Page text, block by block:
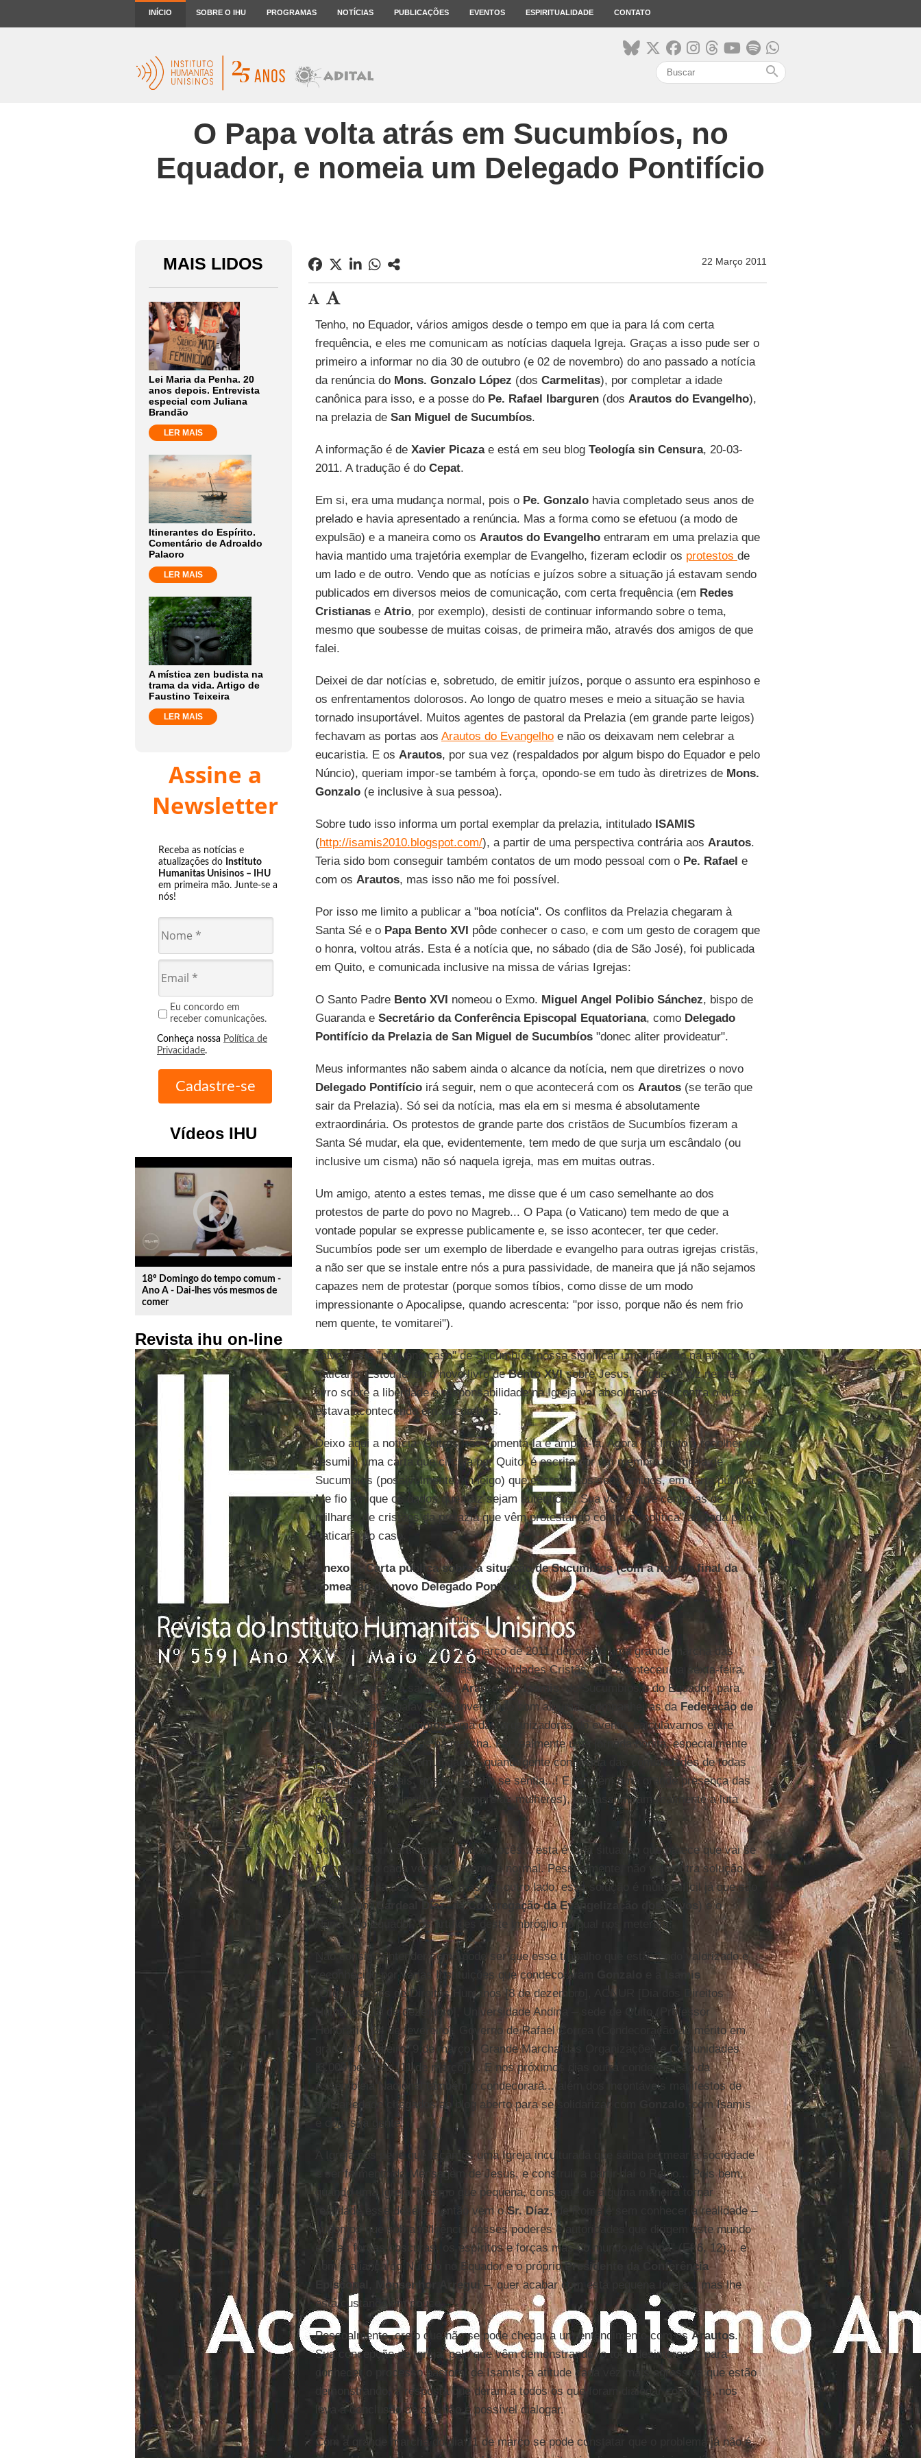
INÍCIO SOBRE O IHU PROGRAMAS NOTÍCIAS PUBLICAÇÕES EVENTOS ESPIRITUALIDADE CONTATO
search
O Papa volta atrás em Sucumbíos, no
Equador, e nomeia um Delegado Pontifício
MAIS LIDOS
Lei Maria da Penha. 20
anos depois. Entrevista
especial com Juliana
Brandão
LER MAIS
Itinerantes do Espírito.
Comentário de Adroaldo
Palaoro
LER MAIS
A mística zen budista na
trama da vida. Artigo de
Faustino Teixeira
LER MAIS
Assine a
Newsletter
Receba as notícias e
atualizações do Instituto
Humanitas Unisinos – IHU
em primeira mão. Junte-se a
nós!
Eu concordo em
receber comunicações.
Conheça nossa Política de
Privacidade.
Vídeos IHU
play_circle_outline
18º Domingo do tempo comum -
Ano A - Dai-lhes vós mesmos de
comer
Revista ihu on-line
22 Março 2011
Tenho, no Equador, vários amigos desde o tempo em que ia para lá com certa
frequência, e eles me comunicam as notícias daquela Igreja. Graças a isso pude ser o
primeiro a informar no dia 30 de outubro (e 02 de novembro) do ano passado a notícia
da renúncia do Mons. Gonzalo López (dos Carmelitas), por completar a idade
canônica para isso, e a posse do Pe. Rafael Ibarguren(dos Arautos do Evangelho),
na prelazia de San Miguel de Sucumbíos.
A informação é de Xavier Picazae está em seu blog Teología sin Censura, 20-03-
2011. A tradução é do Cepat.
Em si, era uma mudança normal, pois o Pe. Gonzalohavia completado seus anos de
prelado e havia apresentado a renúncia. Mas a forma como se efetuou (a modo de
expulsão) e a maneira como os Arautos do Evangelhoentraram em uma prelazia que
havia mantido uma trajetória exemplar de Evangelho, fizeram eclodir os protestos de
um lado e de outro. Vendo que as notícias e juízos sobre a situação já estavam sendo
publicados em diversos meios de comunicação, com certa frequência (em Redes
Cristianase Atrio, por exemplo), desisti de continuar informando sobre o tema,
mesmo que soubesse de muitas coisas, de primeira mão, através dos amigos de que
falei.
Deixei de dar notícias e, sobretudo, de emitir juízos, porque o assunto era espinhoso e
os enfrentamentos dolorosos. Ao longo de quatro meses e meio a situação se havia
tornado insuportável. Muitos agentes de pastoral da Prelazia (em grande parte leigos)
fechavam as portas aos Arautos do Evangelhoe não os deixavam nem celebrar a
eucaristia. E os Arautos, por sua vez (respaldados por algum bispo do Equador e pelo
Núncio), queriam impor-se também à força, opondo-se em tudo às diretrizes de Mons.
Gonzalo(e inclusive à sua pessoa).
Sobre tudo isso informa um portal exemplar da prelazia, intitulado ISAMIS
(http://isamis2010.blogspot.com/), a partir de uma perspectiva contrária aos Arautos.
Teria sido bom conseguir também contatos de um modo pessoal com o Pe. Rafael e
com os Arautos, mas isso não me foi possível.
Por isso me limito a publicar a "boa notícia". Os conflitos da Prelazia chegaram à
Santa Sé e o Papa Bento XVI pôde conhecer o caso, e com um gesto de coragem que
o honra, voltou atrás. Esta é a notícia que, no sábado (dia de São José), foi publicada
em Quito, e comunicada inclusive na missa de várias Igrejas:
O Santo Padre Bento XVI nomeou o Exmo. Miguel Angel Polibio Sánchez, bispo de
Guaranda e Secretário da Conferência Episcopal Equatoriana, como Delegado
Pontifício da Prelazia de San Miguel de Sucumbíos"donec aliter provideatur".
Meus informantes não sabem ainda o alcance da notícia, nem que diretrizes o novo
Delegado Pontifícioirá seguir, nem o que acontecerá com os Arautos(se terão que
sair da Prelazia). Só sei da notícia, mas ela em si mesma é absolutamente
extraordinária. Os protestos de grande parte dos cristãos de Sucumbíos fizeram a
Santa Sé mudar, ela que, evidentemente, tem medo de que surja um escândalo (ou
inclusive um cisma) não só naquela igreja, mas em muitas outras.
Um amigo, atento a estes temas, me disse que é um caso semelhante ao dos
protestos de parte do povo no Magreb... O Papa (o Vaticano) tem medo de que a
vontade popular se expresse publicamente e, se isso acontecer, ter que ceder.
Sucumbíos pode ser um exemplo de liberdade e evangelho para outras igrejas cristãs,
a não ser que se instale entre nós a pura passividade, de maneira que já não sejamos
capazes nem de protestar (porque somos tíbios, como disse de um modo
impressionante o Apocalipse, quando acrescenta: "por isso, porque não és nem frio
nem quente, te vomitarei").
Talvez este "pequeno caso" de Sucumbíos possa significar uma inflexão na atitude do
Vaticano. Estou lendo o novo livro deBento XVIsobre Jesus. O que se diz nesse
livro sobre a liberdade e responsabilidade na Igreja vai absolutamente contra o que
estava acontecendo em Sucumbíos.
Deixo aqui a notícia. Outros irão comentá-la e ampliá-la. Agora me limito a recolher (e
resumir) uma carta que circula por Quito; é escrita por um membro da Igreja de
Sucumbíos (possivelmente um leigo) que escreve aos seus amigos, em carta pública.
Me fio em que os dados que traz sejam autênticos. Sua voz é a de centenas de
milhares de cristãos da prelazia que vêm protestando contra a "política" adotada pelo
Vaticano no caso.
Anexo 1. Carta pública sobre a situação de Sucumbíos (com a notícia final da
nomeação do novo Delegado Pontifício)
Meus queridos amigos e amigas:
Aproveito este domingo, 13 de março de 2011, depois de uma grande marcha das
Organizações Populares e das Comunidades Cristãs, que aconteceu na sexta-feira,
dia 11, exigindo a saída dosArautosdeIsamis, de Sucumbíos e do Equador, para
escrever estas palavras. Conversando com algumas companheiras daFederação de
Mulheres de Sucumbíos, uma das organizadoras do evento, calculávamos entre
2,500 e 3.000 pessoas na marcha. Foi realmente uma jornada bonita, especialmente
pela resposta das comunidades, quanta gente conhecida das comunidades de todas
as zonas pastorais, quanto carinho se sentia...! E também uma grande presença das
organizações de mulheres (sempre as mulheres), que assumiram realmente a luta
como sua.
Bom, vou compartilhar com todos vocês... esta é uma situação que parece que vai se
complicando cada vez mais, como é normal. Pessoalmente, não vejo outra solução
senão a saída dos Arautos, mas por outro lado, essa solução é muito difícil já que são
o Vaticano (Cardeal Díaz, daCongregação da Evangelização dos Povos) e o
Núncio no Equador, os artífices deste imbróglio no qual nos meteram.
Não consigo entender como pode ser que esse trabalho que está sendo valorizado e
reconhecido por várias Instituições que condecoraram
Isamis
(Organizações de Direitos Humanos [8 de dezembro], ACNUR [Dia dos Direitos
Humanos, 10 de dezembro], Universidade Andina – sede de Quito (Professor
Honorário, 24 de fevereiro], Governo de Rafael Correa (Condecoração ao mérito em
grau de Cavaleiro, 9 de março], Grande Marcha das Organizações e Comunidades
[3.000 pessoas, 11 de março])... E nos próximos dias outra condecoração da
Assembleia Nacional também o condecorará... além dos incontáveis manifestos de
solidariedade chegados ao blog aberto para se solidarizar com
, com Isamis
e com sua gente.
A Igreja nos pede que façamos uma Igreja inculturada que saiba permear a sociedade
e ser fermento da Mensagem de Jesus, e construir a partir daí o Reino... Pois bem,
quando uma Igreja, mesmo que pequena, consegue de alguma maneira tornar
realidade esse desejo... então vem oSr. Díaz, de Roma e sem conhecer a realidade –
supomos que sob a influência desses poderes e autoridades que dirigem este mundo
e suas forças obscuras, os espíritos e forças más do mundo de cima" (Ef 6, 12)... e
com a aliança do Núncio no Equador e o próprioPresidente da Conferência
Episcopal
Monsenhor Arregui –, quer acabar com esta pequena Igreja... mas lhe
está custando um pouco.
Pessoalmente, creio que não se pode chegar a um entendimento com osArautos.
Sua concepção de Igreja, pelo que vêm demonstrando, o total desinteresse para
conhecer o processo pastoral de Isamis, a atitude cada vez mais agressiva que estão
demonstrando, a resposta que deram a todos os que foram dialogar com eles, nos
leva à conclusão de que não é possível dialogar.
Com a grande marcha do dia 11 de março se pode constatar que o problema já não é